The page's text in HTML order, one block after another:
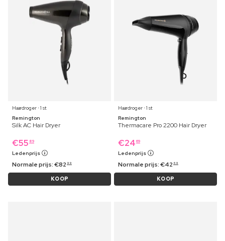
Haardroger ⋅ 1 st
Remington
Silk AC Hair Dryer
€55 89
Ledenprijs
Normale prijs:€82 99
KOOP
Haardroger ⋅ 1 st
Remington
Thermacare Pro 2200 Hair Dryer
€24 69
Ledenprijs
Normale prijs:€42 69
KOOP